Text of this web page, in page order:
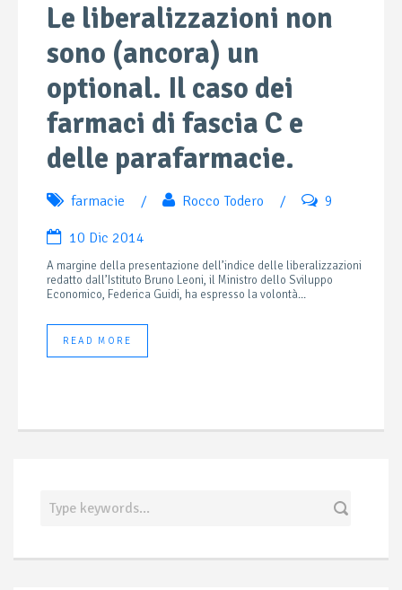
Le liberalizzazioni non
sono (ancora) un
optional. Il caso dei
farmaci di fascia C e
delle parafarmacie.
farmacie / Rocco Todero / 9
10 Dic 2014
A margine della presentazione dell’indice delle liberalizzazioni
redatto dall’Istituto Bruno Leoni, il Ministro dello Sviluppo
Economico, Federica Guidi, ha espresso la volontà...
READ MORE